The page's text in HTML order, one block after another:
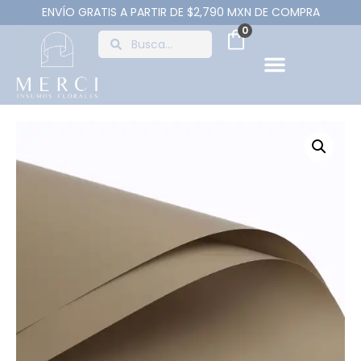
ENVÍO GRATIS A PARTIR DE $2,790 MXN DE COMPRA
0